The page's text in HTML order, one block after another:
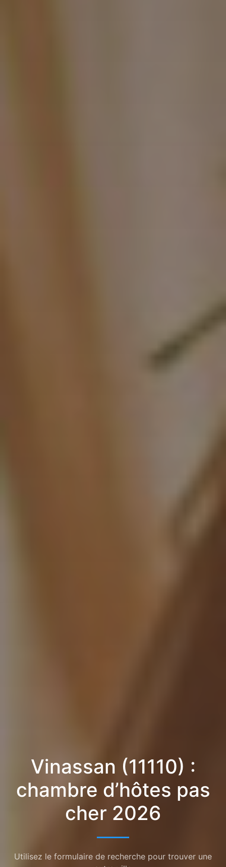
Vinassan (11110) :
chambre d’hôtes pas
cher 2026
Utilisez le formulaire de recherche pour trouver une